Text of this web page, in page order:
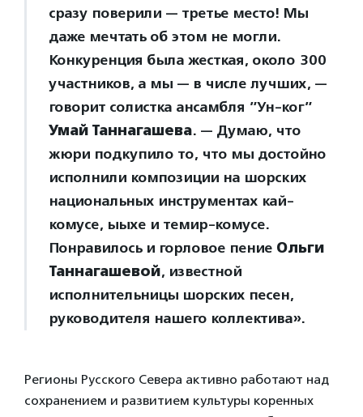
сразу поверили — третье место! Мы
даже мечтать об этом не могли.
Конкуренция была жесткая, около 300
участников, а мы — в числе лучших, —
говорит солистка ансамбля ”Ун-ког”
Умай Таннагашева. — Думаю, что
жюри подкупило то, что мы достойно
исполнили композиции на шорских
национальных инструментах кай-
комусе, ыыхе и темир-комусе.
Понравилось и горловое пение Ольги
Таннагашевой, известной
исполнительницы шорских песен,
руководителя нашего коллектива».
Регионы Русского Севера активно работают над
сохранением и развитием культуры коренных